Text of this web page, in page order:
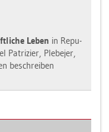
Leben in Re­pu­
Pa­tri­zi­er, Ple­be­jer,
be­schrei­ben